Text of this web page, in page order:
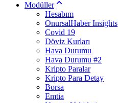
Modüller
Hesabım
OnursalHaber Insights
Covid 19
Döviz Kurları
Hava Durumu
Hava Durumu #2
Kripto Paralar
Kripto Para Detay
Borsa
Emtia